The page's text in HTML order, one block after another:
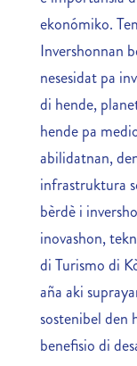
ekonómiko.
Invershonnan
nesesidat pa
di hende,
hende pa
abilidatnan,
infrastruktura
bèrdè i
inovashon,
di Turismo di
aña aki
sostenibel den
benefisio di